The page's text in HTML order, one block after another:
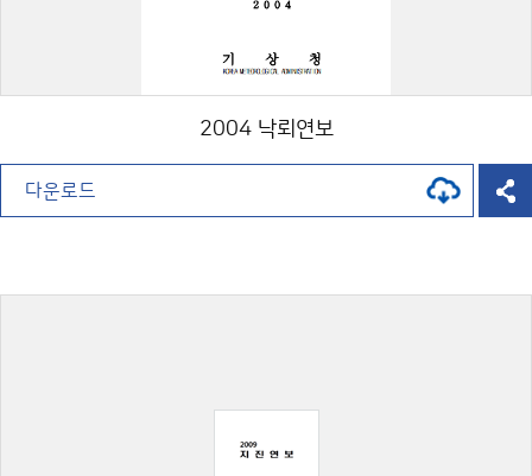
2004 낙뢰연보
다운로드